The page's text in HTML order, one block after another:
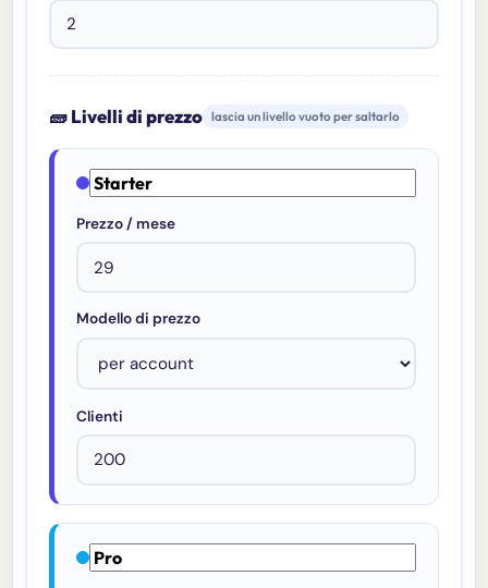
🧱 Livelli di prezzo lascia un livello vuoto per saltarlo
Prezzo / mese
Modello di prezzo
Clienti